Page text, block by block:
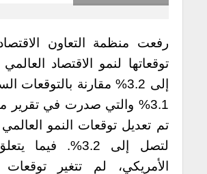
رفعت منظمة التعاون
إلى 3.2% مقارنة بالتوقعات
3.1% والتي صدرت في تقرير
لتصل إلى 3.2%. فيما
الأمريكي، لم تتغير توقعات